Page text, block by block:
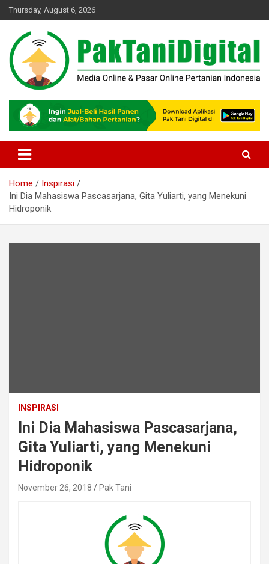
Skip
to
content
Thursday, August 6, 2026
Pak Tani Digital
Home
Inspirasi
Ini Dia Mahasiswa Pascasarjana, Gita Yuliarti, yang Menekuni
Hidroponik
INSPIRASI
Ini Dia Mahasiswa Pascasarjana,
Gita Yuliarti, yang Menekuni
Hidroponik
November 26, 2018 Pak Tani